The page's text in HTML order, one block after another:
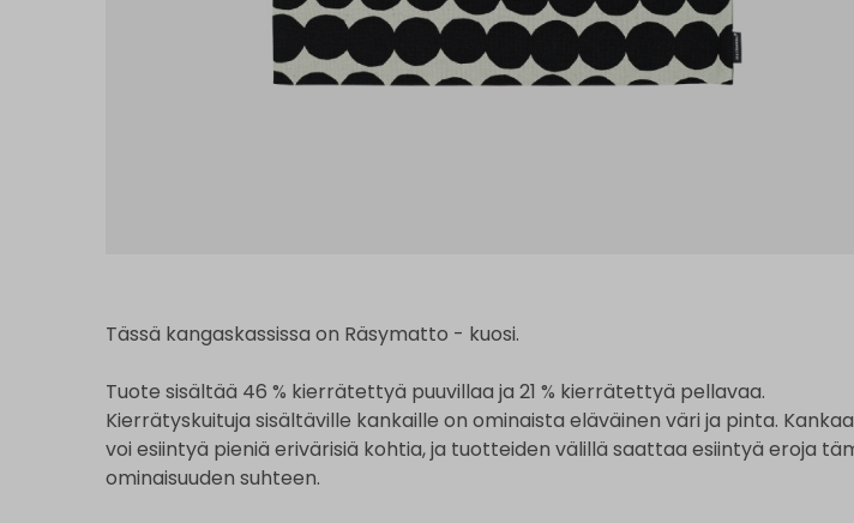
Tässä kangaskassissa on Räsymatto - kuosi.
Tuote sisältää 46 % kierrätettyä puuvillaa ja 21 % kierrätettyä pellavaa.
Kierrätyskuituja sisältäville kankaille on ominaista eläväinen väri ja pinta.
voi esiintyä pieniä erivärisiä kohtia, ja tuotteiden välillä saattaa esiintyä eroja
ominaisuuden suhteen.